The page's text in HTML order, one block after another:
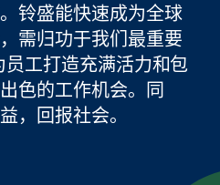
铃盛能快速成为全球
需归功于我们最重要
工打造充满活力和包
色的工作机会。同
，回报社会。